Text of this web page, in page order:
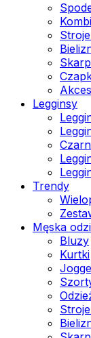
Legginsy
Trendy
Męska
Bluzy
Kurtki